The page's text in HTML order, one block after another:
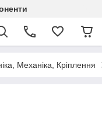
Механіка, Кріплення